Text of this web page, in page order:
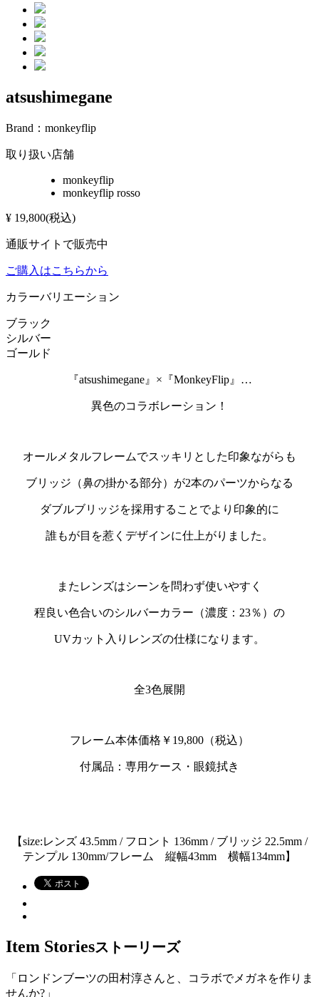
atsushimegane
Brand： monkeyflip
取り扱い店舗
monkeyflip
monkeyflip rosso
¥ 19,800(税込)
通販サイトで販売中
ご購入はこちらから
カラーバリエーション
ブラック
シルバー
ゴールド
『atsushimegane』×『MonkeyFlip』…
異色のコラボレーション！
オールメタルフレームでスッキリとした印象ながらも
ブリッジ（鼻の掛かる部分）が2本のパーツからなる
ダブルブリッジを採用することでより印象的に
誰もが目を惹くデザインに仕上がりました。
またレンズはシーンを問わず使いやすく
程良い色合いのシルバーカラー（濃度：23％）の
UVカット入りレンズの仕様になります。
全3色展開
フレーム本体価格￥19,800（税込）
付属品：専用ケース・眼鏡拭き
【size:レンズ 43.5mm / フロント 136mm / ブリッジ 22.5mm /
テンプル 130mm/フレーム 縦幅43mm 横幅134mm】
Item Storiesストーリーズ
「ロンドンブーツの田村淳さんと、コラボでメガネを作りま
せんか?」